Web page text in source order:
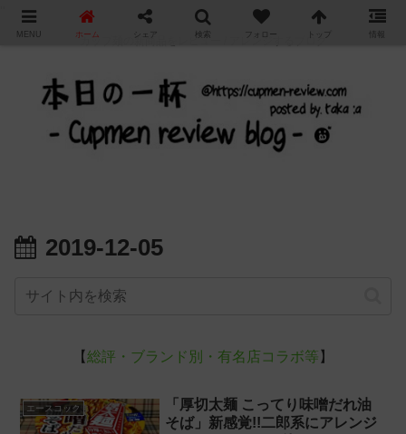
カップ麺の新商品をレビュー / アレンジするブログ
2019-12-05
【総評・ブランド別・有名店コラボ等 】
エースコック
「厚切太麺 こってり味噌だれ油
そば」新感覚!!二郎系にアレンジ
MENU ホーム シェア 検索 フォロー トップ 情報